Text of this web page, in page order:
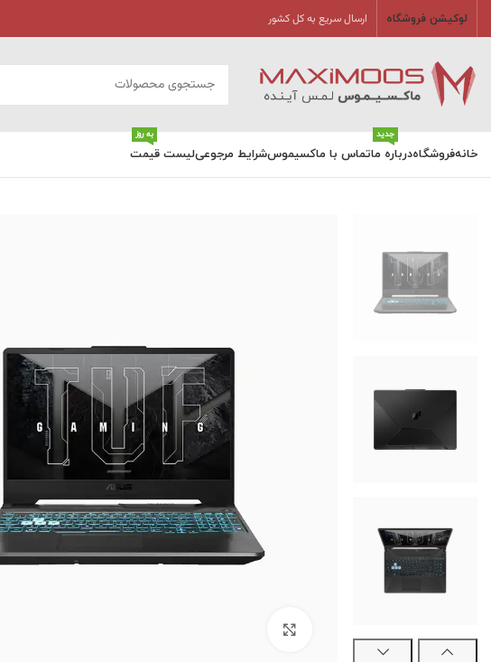
لوکیشن فروشگاه ارسال سریع به کل کشور
خانهفروشگاهدرباره ما
جدید
تماس با ماکسیموسشرایط مرجوعیلیست قیمت
به روز